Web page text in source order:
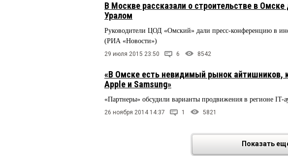
В Москве рассказали о строительстве в
Уралом
Руководители ЦОД «Омский» дали пресс-конференцию в
(РИА «Новости»)
29 июля 2015 23:50 6 8542
«В Омске есть невидимый рынок айтишников,
Apple и Samsung»
«Партнеры» обсудили варианты продвижения в регионе IT-
26 ноября 2014 14:37 1 5821
Показать